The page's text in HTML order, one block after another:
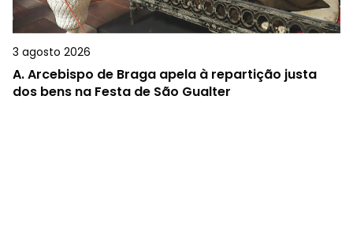
3 agosto 2026
A.Arcebispo de Braga apela à repartição justa
dos bens na Festa de São Gualter